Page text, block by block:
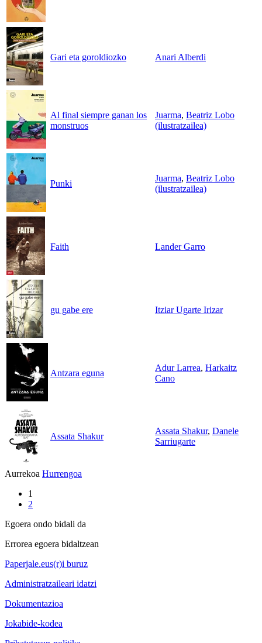
Gari eta goroldiozko Anari Alberdi
Al final siempre ganan los
monstruos
Juarma, Beatriz Lobo
(ilustratzailea)
Punki
Juarma, Beatriz Lobo
(ilustratzailea)
Faith Lander Garro
gu gabe ere Itziar Ugarte Irizar
Antzara eguna
Adur Larrea, Harkaitz
Cano
Assata Shakur
Assata Shakur, Danele
Sarriugarte
Aurrekoa Hurrengoa
1
2
Egoera ondo bidali da
Errorea egoera bidaltzean
Paperjale.eus(r)i buruz
Administratzaileari idatzi
Dokumentazioa
Jokabide-kodea